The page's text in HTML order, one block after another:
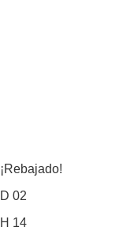
¡Rebajado!
D 02
H 14